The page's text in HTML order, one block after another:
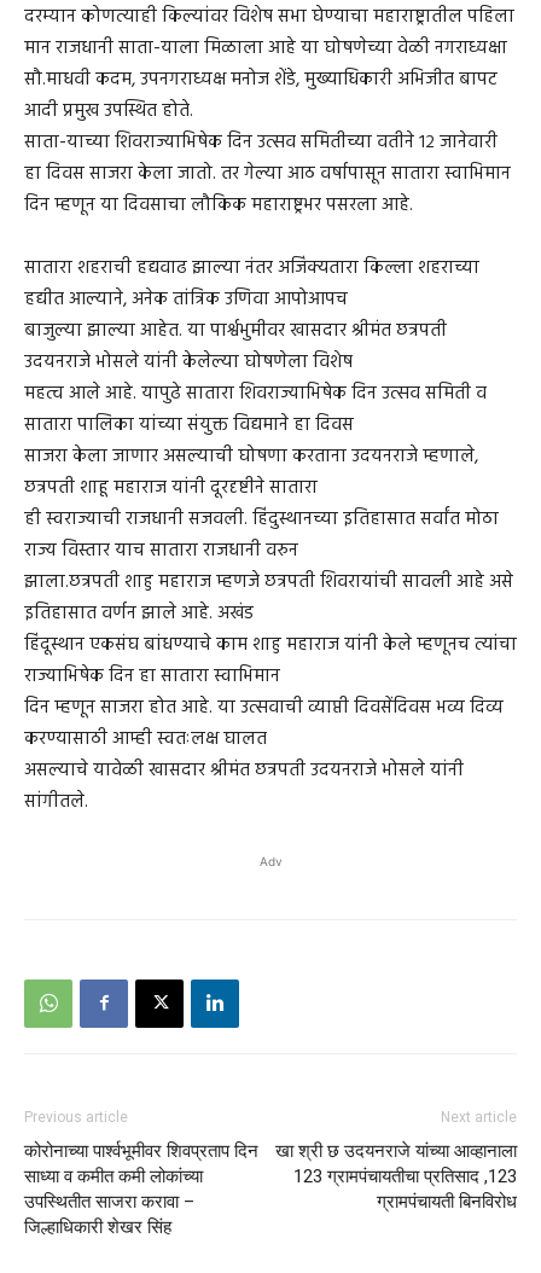
दरम्यान कोणत्याही किल्यांवर विशेष सभा घेण्याचा महाराष्ट्रातील पहिला
मान राजधानी साता-याला मिळाला आहे या घोषणेच्या वेळी नगराध्यक्षा
सौ.माधवी कदम, उपनगराध्यक्ष मनोज शेंडे, मुख्याधिकारी अभिजीत बापट
आदी प्रमुख उपस्थित होते.
साता-याच्या शिवराज्याभिषेक दिन उत्सव समितीच्या वतीने १२ जानेवारी
हा दिवस साजरा केला जातो. तर गेल्या आठ वर्षापासून सातारा स्वाभिमान
दिन म्हणून या दिवसाचा लौकिक महाराष्ट्रभर पसरला आहे.
सातारा शहराची हद्यवाढ झाल्या नंतर अजिंक्यतारा किल्ला शहराच्या
हद्यीत आल्याने, अनेक तांत्रिक उणिवा आपोआपच
बाजुल्या झाल्या आहेत. या पार्श्वभुमीवर खासदार श्रीमंत छत्रपती
उदयनराजे भोसले यांनी केलेल्या घोषणेला विशेष
महत्व आले आहे. यापुढे सातारा शिवराज्याभिषेक दिन उत्सव समिती व
सातारा पालिका यांच्या संयुक्त विद्यमाने हा दिवस
साजरा केला जाणार असल्याची घोषणा करताना उदयनराजे म्हणाले,
छत्रपती शाहू महाराज यांनी दूरदृष्टीने सातारा
ही स्वराज्याची राजधानी सजवली. हिंदुस्थानच्या इतिहासात सर्वांत मोठा
राज्य विस्तार याच सातारा राजधानी वरुन
झाला.छत्रपती शाहु महाराज म्हणजे छत्रपती शिवरायांची सावली आहे असे
इतिहासात वर्णन झाले आहे. अखंड
हिंदूस्थान एकसंघ बांधण्याचे काम शाहु महाराज यांनी केले म्हणूनच त्यांचा
राज्याभिषेक दिन हा सातारा स्वाभिमान
दिन म्हणून साजरा होत आहे. या उत्सवाची व्याप्ती दिवसेंदिवस भव्य दिव्य
करण्यासाठी आम्ही स्वतःलक्ष घालत
असल्याचे यावेळी खासदार श्रीमंत छत्रपती उदयनराजे भोसले यांनी
सांगीतले.
Adv
Previous article
कोरोनाच्या पार्श्वभूमीवर शिवप्रताप दिन
साध्या व कमीत कमी लोकांच्या
उपस्थितीत साजरा करावा –
जिल्हाधिकारी शेखर सिंह
Next article
खा श्री छ उदयनराजे यांच्या आव्हानाला
123 ग्रामपंचायतीचा प्रतिसाद ,123
ग्रामपंचायती बिनविरोध